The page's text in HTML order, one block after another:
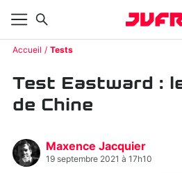
Accueil Tests
Test Eastward :
de Chine
Maxence Jacquier
19 septembre 2021 à 17h10